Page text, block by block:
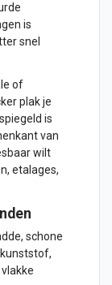
is
snel
of
plak je
is
van
wilt
etalages,
schone